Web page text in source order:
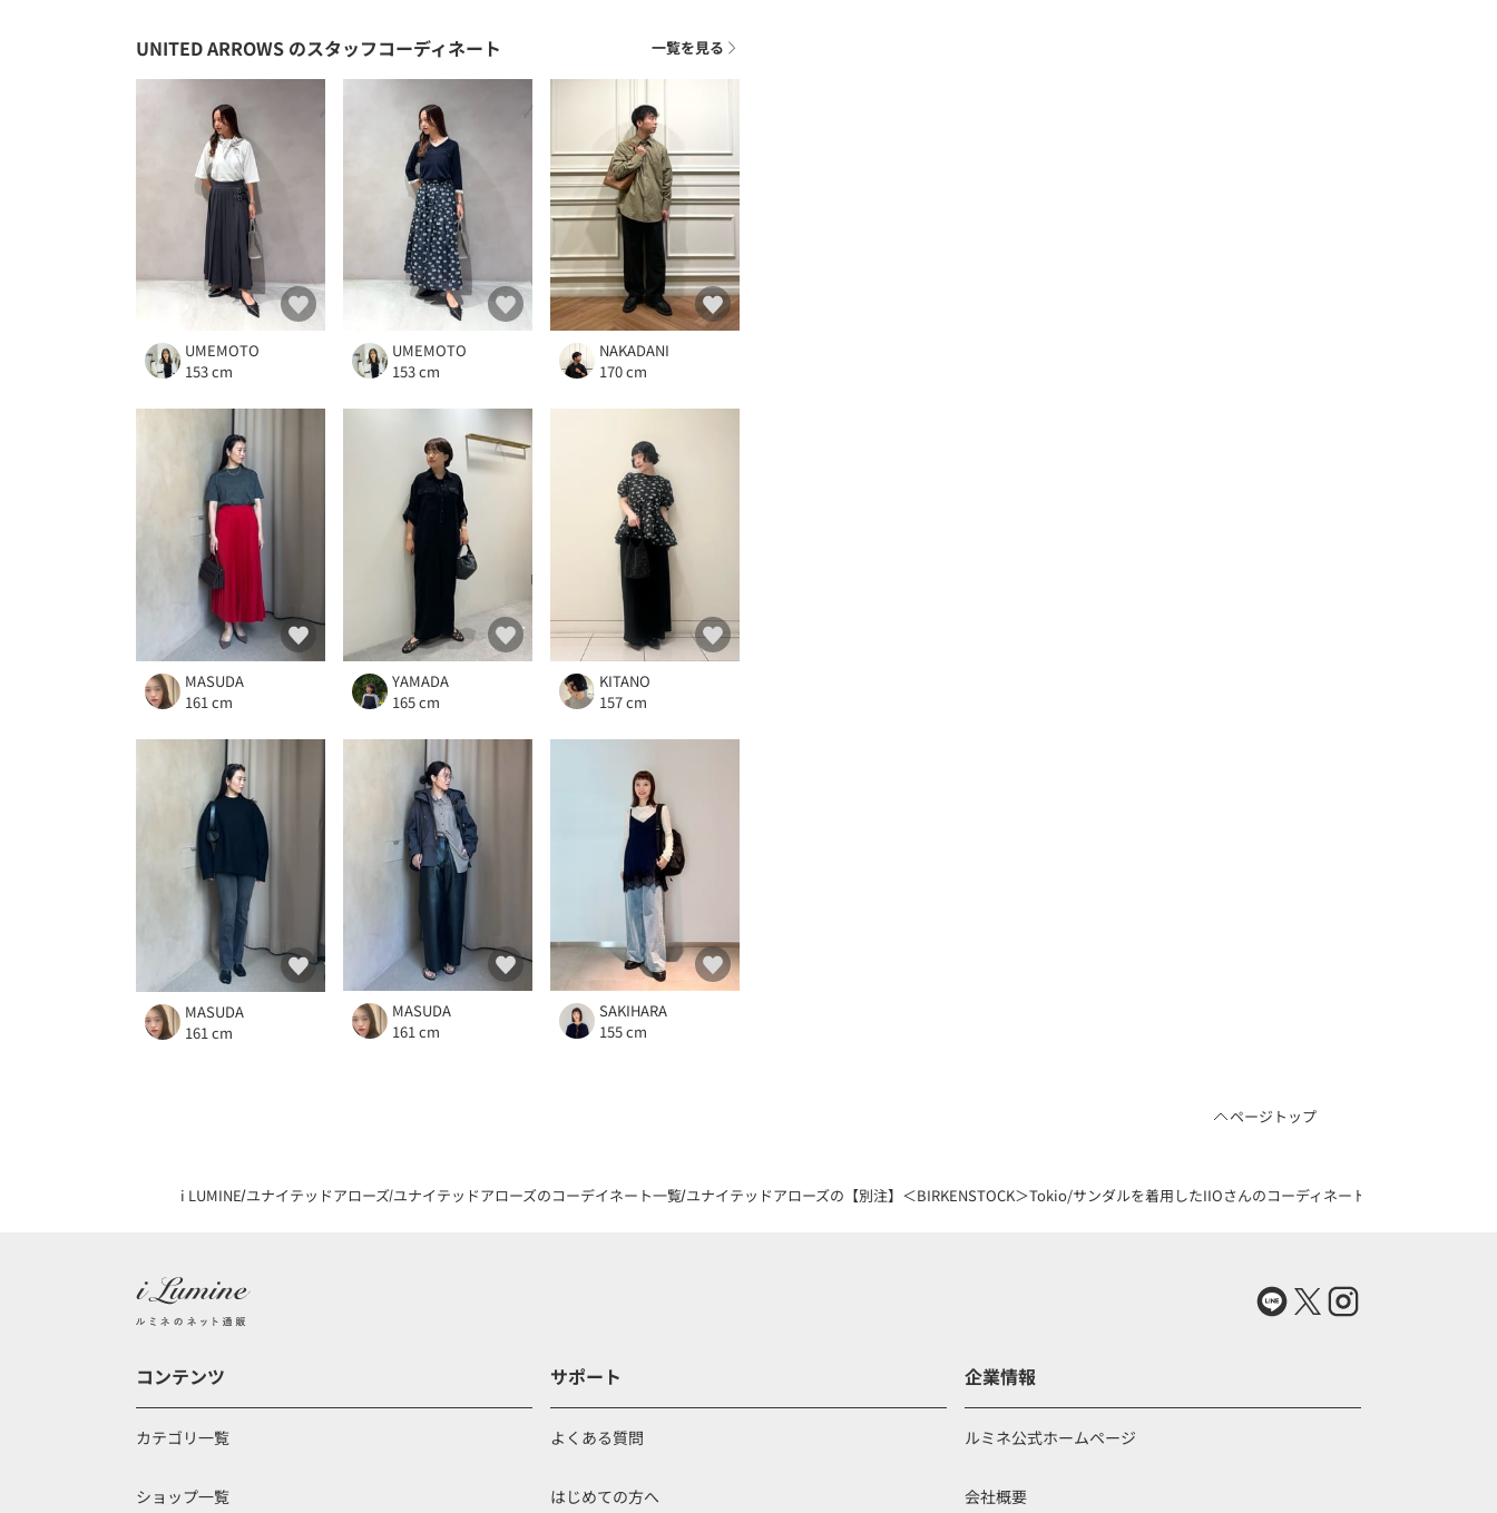
UNITED ARROWS のスタッフコーディネート 一覧を見る
UMEMOTO
153 cm
UMEMOTO
153 cm
NAKADANI
170 cm
MASUDA
161 cm
YAMADA
165 cm
KITANO
157 cm
MASUDA
161 cm
MASUDA
161 cm
SAKIHARA
155 cm
ページトップ
i LUMINE ユナイテッドアローズ ユナイテッドアローズのコーデイネート一覧ユナイテッドアローズの【別注】＜BIRKENSTOCK＞Tokio/サンダルを着用したIIOさんのコーディネート（83475653）
コンテンツ
カテゴリ一覧
ショップ一覧
サポート
よくある質問
はじめての方へ
企業情報
ルミネ公式ホームページ
会社概要